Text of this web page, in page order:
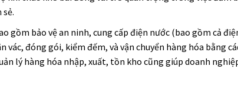
sẻ.
gồm bảo vệ an ninh, cung cấp điện nước (bao gồm cả
vác, đóng gói, kiểm đếm, và vận chuyển hàng hóa bằng
lý hàng hóa nhập, xuất, tồn kho cũng giúp doanh